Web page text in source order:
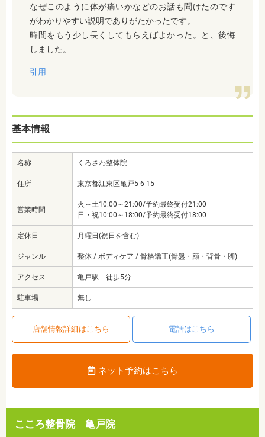
なぜこのように体が痛いかなどのお話も聞けたのです
がわかりやすい説明でありがたかったです。
時間をもう少し長くしてもらえばよかった。と、後悔
しました。
引用
基本情報
名称 くろさわ整体院
住所 東京都江東区亀戸5-6-15
営業時間
火～土10:00～21:00/予約最終受付21:00
日・祝10:00～18:00/予約最終受付18:00
定休日 月曜日(祝日を含む)
ジャンル 整体 / ボディケア / 骨格矯正(骨盤・顔・背骨・脚)
アクセス 亀戸駅 徒歩5分
駐車場 無し
店舗情報詳細はこちら 電話はこちら
ネット予約はこちら
こころ整骨院 亀戸院